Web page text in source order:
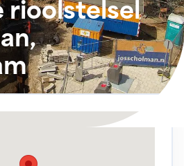
rioolstelsel